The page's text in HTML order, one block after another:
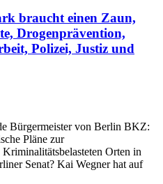
braucht einen Zaun,
Drogenprävention,
Polizei, Justiz und
Bürgermeister von Berlin BKZ:
Pläne zur
Orten in
Senat? Kai Wegner hat auf